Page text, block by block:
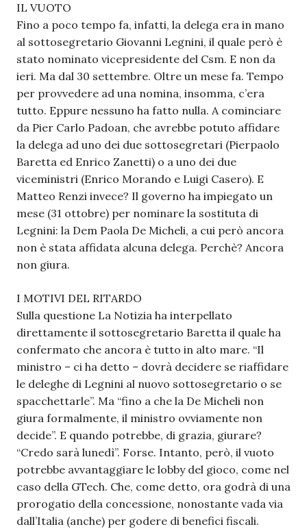
IL VUOTO
Fino a poco tempo fa, infatti, la delega era in mano
al sottosegretario Giovanni Legnini, il quale però è
stato nominato vicepresidente del Csm. E non da
ieri. Ma dal 30 settembre. Oltre un mese fa. Tempo
per provvedere ad una nomina, insomma, c’era
tutto. Eppure nessuno ha fatto nulla. A cominciare
da Pier Carlo Padoan, che avrebbe potuto affidare
la delega ad uno dei due sottosegretari (Pierpaolo
Baretta ed Enrico Zanetti) o a uno dei due
viceministri (Enrico Morando e Luigi Casero). E
Matteo Renzi invece? Il governo ha impiegato un
mese (31 ottobre) per nominare la sostituta di
Legnini: la Dem Paola De Micheli, a cui però ancora
non è stata affidata alcuna delega. Perchè? Ancora
non giura.
I MOTIVI DEL RITARDO
Sulla questione La Notizia ha interpellato
direttamente il sottosegretario Baretta il quale ha
confermato che ancora è tutto in alto mare. “Il
ministro – ci ha detto – dovrà decidere se riaffidare
le deleghe di Legnini al nuovo sottosegretario o se
spacchettarle”. Ma “fino a che la De Micheli non
giura formalmente, il ministro ovviamente non
decide”. E quando potrebbe, di grazia, giurare?
“Credo sarà lunedì”. Forse. Intanto, però, il vuoto
potrebbe avvantaggiare le lobby del gioco, come nel
caso della GTech. Che, come detto, ora godrà di una
prorogatio della concessione, nonostante vada via
dall’Italia (anche) per godere di benefici fiscali.